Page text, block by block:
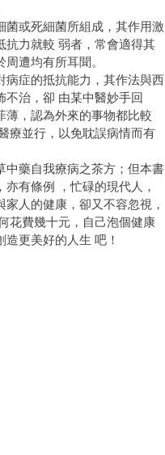
或死細菌所組成，其作用激
抗力就較 弱者，常會適得其
遭均有所耳聞。
症的抵抗能力，其作法與西
治，卻 由某中醫妙手回
薄，認為外來的事物都比較
療並行，以免耽誤病情而有
藥自我療病之茶方；但本書
有條例 ，忙碌的現代人，
人的健康，卻又不容忽視，
花費幾十元，自己泡個健康
更美好的人生 吧！